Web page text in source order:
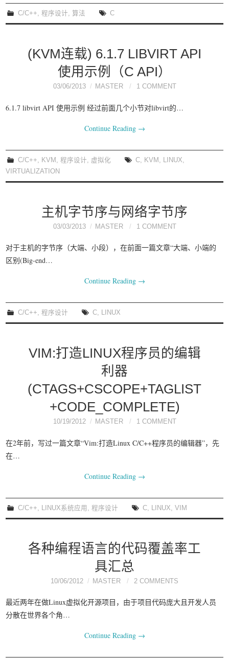
C/C++,程序设计, 算法 C
(KVM连载) 6.1.7 LIBVIRT API
使用示例（C API）
03/06/2013 MASTER 1 COMMENT
6.1.7 libvirt API 使用示例 经过前面几个小节对libvirt的…
Continue Reading →
C/C++ KVM ,程序设计 虚拟化 C KVM LINUX
VIRTUALIZATION
主机字节序与网络字节序
03/03/2013 MASTER 1 COMMENT
对于主机的字节序（大端、小段），在前面一篇文章“大端、小端的
区别(Big-end…
Continue Reading →
C/C++,程序设计 C, LINUX
VIM:打造LINUX程序员的编辑
利器
(CTAGS+CSCOPE+TAGLIST
+CODE_COMPLETE)
10/19/2012 MASTER 1 COMMENT
在2年前，写过一篇文章“Vim:打造Linux C/C++程序员的编辑器”，先
在…
Continue Reading →
C/C++ LINUX系统应用 ,程序设计 C LINUX ,VIM
各种编程语言的代码覆盖率工
具汇总
10/06/2012 MASTER 2 COMMENTS
最近两年在做Linux虚拟化开源项目，由于项目代码庞大且开发人员
分散在世界各个角…
Continue Reading →